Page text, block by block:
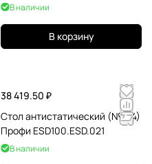
В наличии
В корзину
38 419.50 ₽
Стол антистатический (№104)
Профи ESD100.ESD.021
В наличии